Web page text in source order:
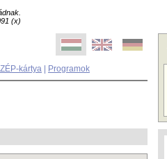
(x)
kártya Programok